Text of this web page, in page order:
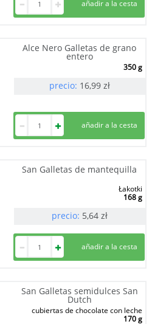
Alce Nero Galletas de grano
entero
350 g
precio: 16,99 zł
San Galletas de mantequilla
Łakotki
168 g
precio: 5,64 zł
San Galletas semidulces San
Dutch
cubiertas de chocolate con leche
170 g